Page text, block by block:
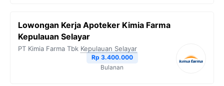
Lowongan Kerja Apoteker Kimia Farma
Kepulauan Selayar
PT Kimia Farma Tbk Kepulauan Selayar
Rp 3.400.000
Bulanan